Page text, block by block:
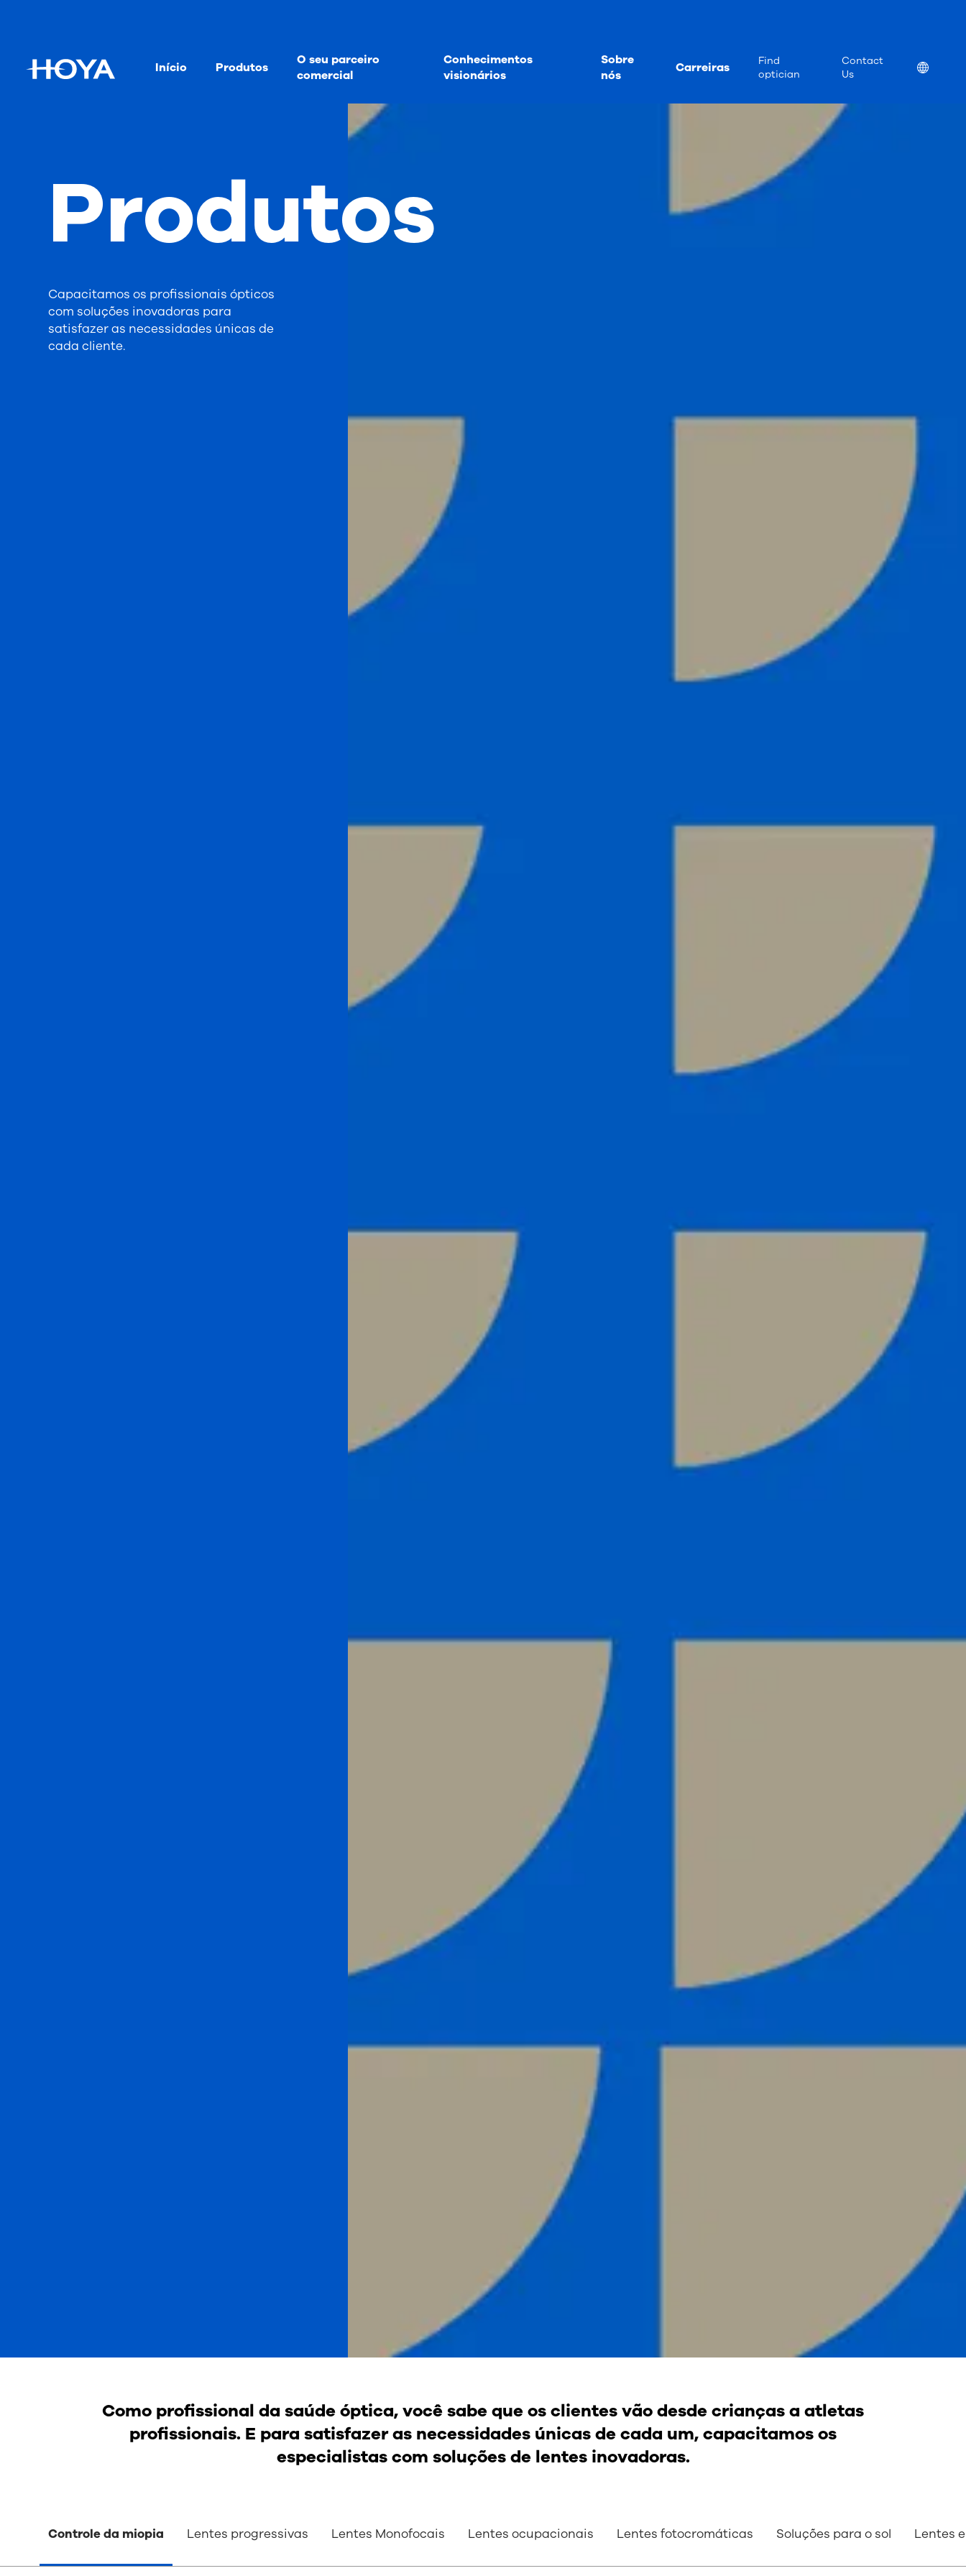
Início Produtos
O seu parceiro
comercial
Conhecimentos
visionários
Sobre
nós
Carreiras
Find
optician
Contact
Us
Location
Capacitamos os profissionais ópticos
com soluções inovadoras para
satisfazer as necessidades únicas de
cada cliente.
Produtos
Como profissional da saúde óptica, você sabe que os clientes vão desde crianças a atletas
profissionais. E para satisfazer as necessidades únicas de cada um, capacitamos os
especialistas com soluções de lentes inovadoras.
Controle da miopia Lentes progressivas Lentes Monofocais Lentes ocupacionais Lentes fotocromáticas Soluções para o sol Lentes